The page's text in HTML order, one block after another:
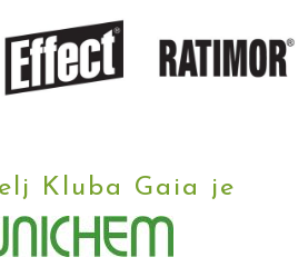
Kluba Gaia je